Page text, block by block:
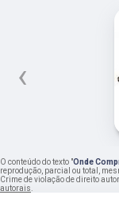
‹
O conteúdo do texto "Onde
reprodução, parcial ou total,
Crime de violação de direito
autorais.